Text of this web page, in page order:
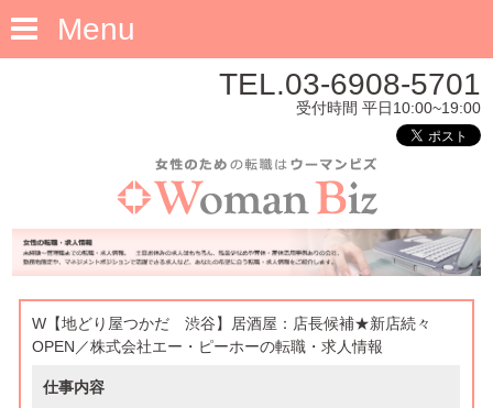
Menu
TEL.03-6908-5701
受付時間 平日10:00~19:00
W【地どり屋つかだ 渋谷】居酒屋：店長候補★新店続々
OPEN／株式会社エー・ピーホーの転職・求人情報
仕事内容